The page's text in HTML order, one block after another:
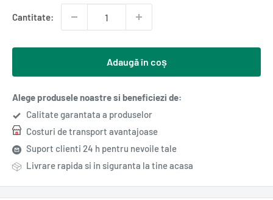
Cantitate:
Adaugă în coș
Alege produsele noastre si beneficiezi de:
Calitate garantata a produselor
Costuri de transport avantajoase
Suport clienti 24 h pentru nevoile tale
Livrare rapida si in siguranta la tine acasa